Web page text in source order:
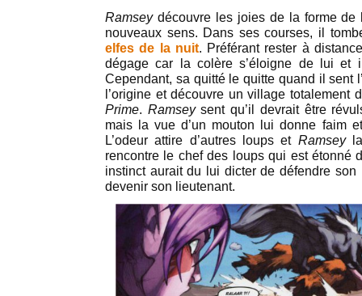
Ramseydécouvre les joies de la forme de
nouveaux sens. Dans ses courses, il
elfes de la nuit. Préférant rester à
dégage car la colère s’éloigne de lui et
Cependant, sa quitté le quitte quand il sent
l’origine et découvre un village totalement
Prime. Ramseysent qu’il devrait être
mais la vue d’un mouton lui donne faim
L’odeur attire d’autres loups et Ramsey
rencontre le chef des loups qui est étonné
instinct aurait du lui dicter de défendre
devenir son lieutenant.